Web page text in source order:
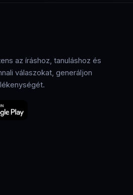
az íráshoz, tanuláshoz és
válaszokat, generáljon